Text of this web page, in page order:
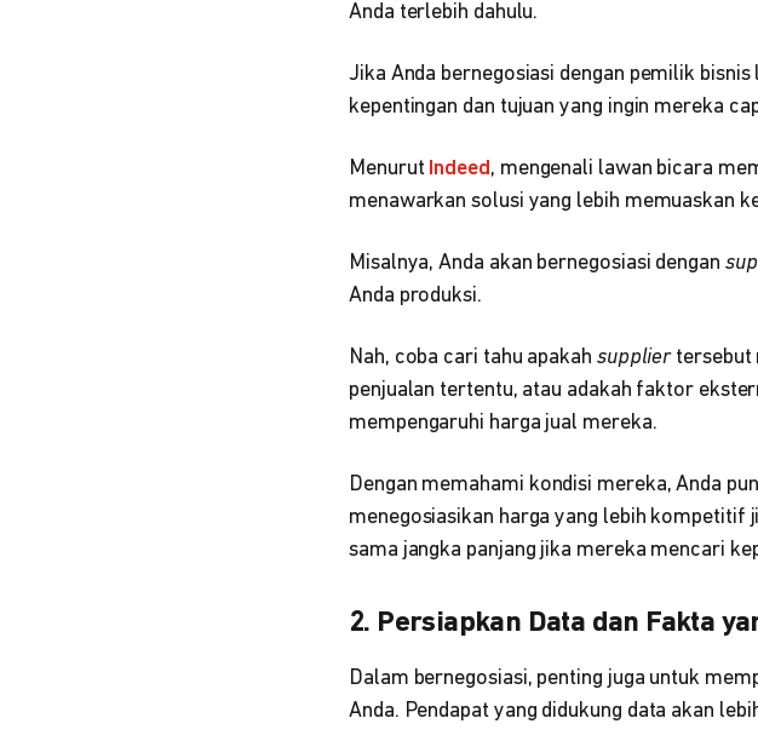
Anda terlebih dahulu.
Jika Anda bernegosiasi dengan pemilik
kepentingan dan tujuan yang ingin mereka
Menurut Indeed, mengenali lawan bicara
menawarkan solusi yang lebih memuaskan
Misalnya, Anda akan bernegosiasi dengan
Anda produksi.
Nah, coba cari tahu apakah suppliertersebut
penjualan tertentu, atau adakah faktor
mempengaruhi harga jual mereka.
Dengan memahami kondisi mereka, Anda
menegosiasikan harga yang lebih
sama jangka panjang jika mereka mencari
2. Persiapkan Data dan Fakta
Dalam bernegosiasi, penting juga untuk
Anda. Pendapat yang didukung data akan